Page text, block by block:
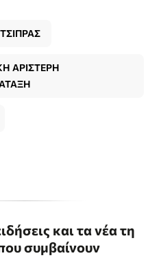
ΑΡΙΣΤΕΡΗ
και τα νέα τη
συμβαίνουν